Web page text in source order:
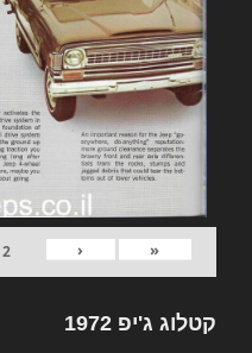
«
‹
2
קטלוג ג'יפ 1972